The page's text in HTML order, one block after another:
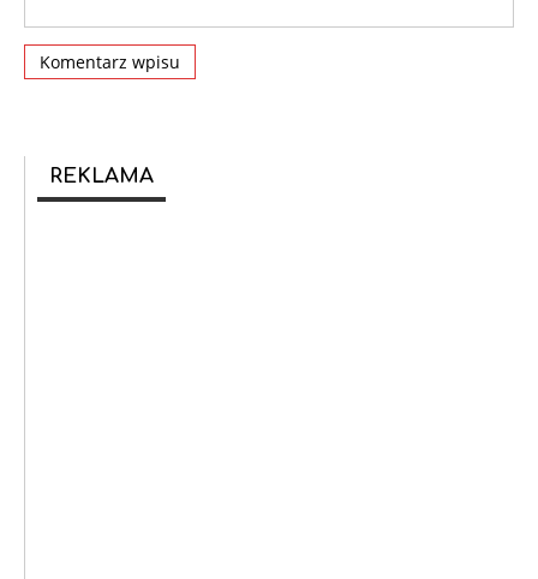
REKLAMA